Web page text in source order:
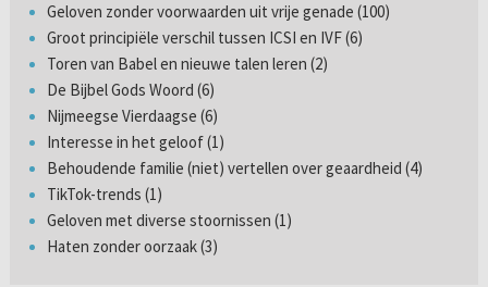
Geloven zonder voorwaarden uit vrije genade (100)
Groot principiële verschil tussen ICSI en IVF (6)
Toren van Babel en nieuwe talen leren (2)
De Bijbel Gods Woord (6)
Nijmeegse Vierdaagse (6)
Interesse in het geloof (1)
Behoudende familie (niet) vertellen over geaardheid (4)
TikTok-trends (1)
Geloven met diverse stoornissen (1)
Haten zonder oorzaak (3)